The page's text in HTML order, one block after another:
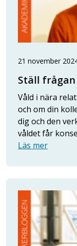
21 november
Ställ
Våld i nära
och om din
dig och den
våldet får
Läs mer